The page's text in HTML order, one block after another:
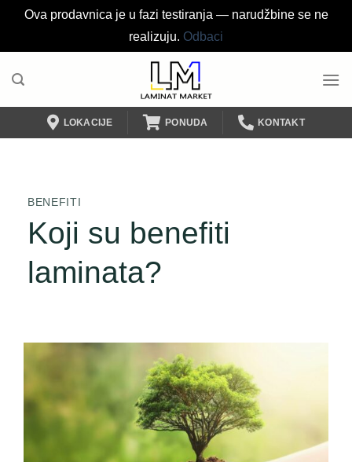
Ova prodavnica je u fazi testiranja — narudžbine se ne
realizuju. Odbaci
na
sadržaj
LOKACIJE PONUDA KONTAKT
BENEFITI
Koji su benefiti
laminata?